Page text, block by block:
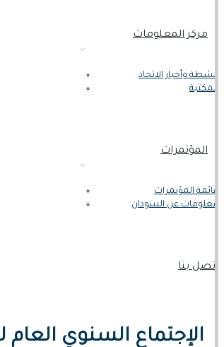
مركز المعلومات
أنشطة وأخبار الاتحاد
المكتبة
المؤتمرات
قائمة المؤتمرات
معلومات عن السودان
اتصل بنا
الإجتماع السنوي العام